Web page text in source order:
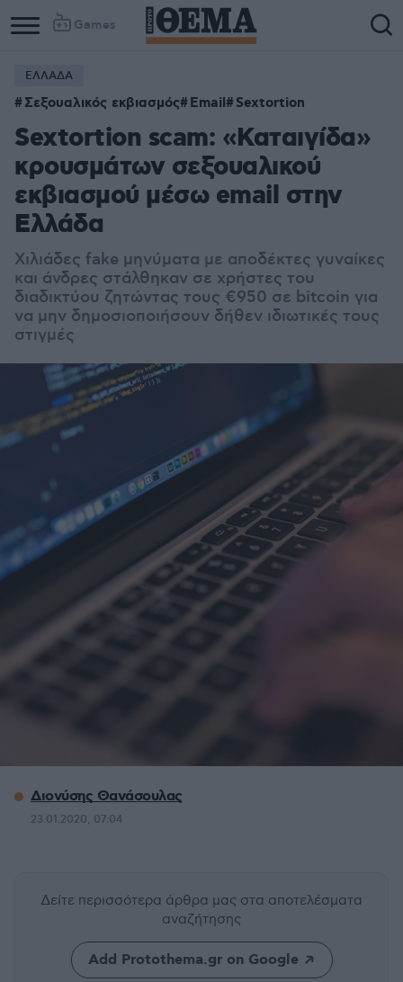
Games
ΕΛΛΑΔΑ
Σεξουαλικός εκβιασμός Email Sextortion
Sextortion scam: «Καταιγίδα»
κρουσμάτων σεξουαλικού
εκβιασμού μέσω email στην
Ελλάδα
Χιλιάδες fake μηνύματα με αποδέκτες γυναίκες
και άνδρες στάλθηκαν σε χρήστες του
διαδικτύου ζητώντας τους €950 σε bitcoin για
να μην δημοσιοποιήσουν δήθεν ιδιωτικές τους
στιγμές
Διονύσης Θανάσουλας
23.01.2020, 07:04
Δείτε περισσότερα άρθρα μας στα αποτελέσματα
αναζήτησης
Add Protothema.gr on Google